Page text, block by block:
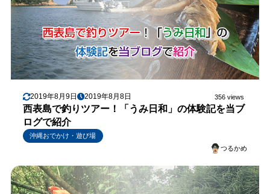
2019年8月9日 2019年8月8日 356 views
西表島で釣りツアー！「うみ日和」の体験記を当ブ
ログで紹介
沖縄おでかけ・遊び場
つるかめ